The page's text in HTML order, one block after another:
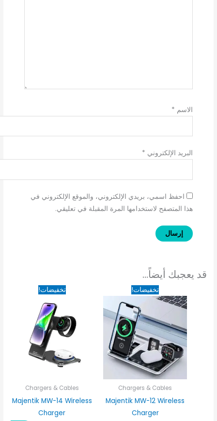
الاسم *
البريد الإلكتروني *
احفظ اسمي، بريدي الإلكتروني، والموقع الإلكتروني في
هذا المتصفح لاستخدامها المرة المقبلة في تعليقي.
قد يعجبك أيضاً…
تخفيضات!
Chargers & Cables
Majentik MW-12 Wireless
Charger
السعر
الأصلي
2,450EGP.
الحالي
1,680EGP.
تخفيضات!
Chargers & Cables
Majentik MW-14 Wireless
Charger
السعر
الأصلي
هو:
1,750EGP.